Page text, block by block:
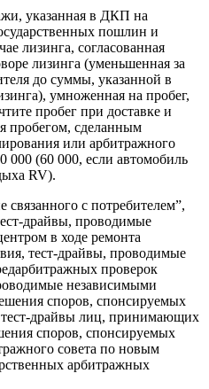
указанная в ДКП на
пошлин и
лизинга, согласованная
лизинга (уменьшенная за
до суммы, указанной в
умноженная на пробег,
пробег при доставке и
пробегом, сделанным
или арбитражного
000 (60 000, если автомобиль
RV).
с потребителем”,
драйвы, проводимые
в ходе ремонта
тест-драйвы, проводимые
проверок
независимыми
споров, спонсируемых
тест-драйвы лиц, принимающих
споров, спонсируемых
совета по новым
арбитражных